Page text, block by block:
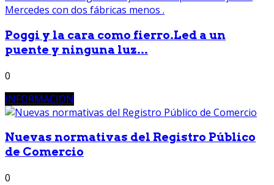
Poggi y la cara como fierro.Led a un
puente y ninguna luz...
0
INFORMACION
Nuevas normativas del Registro Público
de Comercio
0